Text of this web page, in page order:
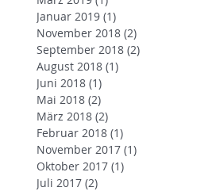
Januar 2019 (1)
November 2018 (2)
September 2018 (2)
August 2018 (1)
Juni 2018 (1)
Mai 2018 (2)
März 2018 (2)
Februar 2018 (1)
November 2017 (1)
Oktober 2017 (1)
Juli 2017 (2)